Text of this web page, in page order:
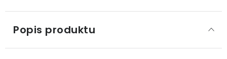
Popis produktu